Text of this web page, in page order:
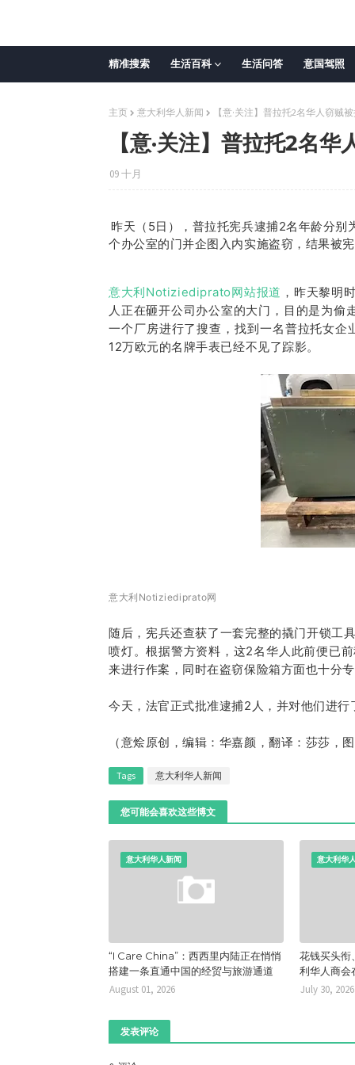
精准搜索 生活百科 生活问答 意国驾照
主页 意大利华人新闻 【意·关注】普拉托2名华人窃贼
【意·关注】普拉托2名
09 十月
昨天（5日），普拉托宪兵逮捕2名年龄分
个办公室的门并企图入内实施盗窃，结果被
意大利Notiziediprato网站报道 ，昨天黎明
人正在砸开公司办公室的大门，目的是为
一个厂房进行了搜查，找到一名普拉托女
12万欧元的名牌手表已经不见了踪影。
意大利Notiziediprato网
随后，宪兵还查获了一套完整的撬门开锁工
喷灯。根据警方资料，这2名华人此前便已
来进行作案，同时在盗窃保险箱方面也十分
今天，法官正式批准逮捕2人，并对他们进行
（意烩原创，编辑：华嘉颜，翻译：莎莎 ，
Tags 意大利华人新闻
您可能会喜欢这些博文
意大利华人新闻
“I Care China”：西西里内陆正在悄悄
搭建一条直通中国的经贸与旅游通道
August 01, 2026
意大利华
花钱买头衔
利华人商会
July 30, 2026
发表评论